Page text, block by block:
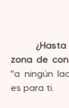
zona de
"a ningún
es para ti.